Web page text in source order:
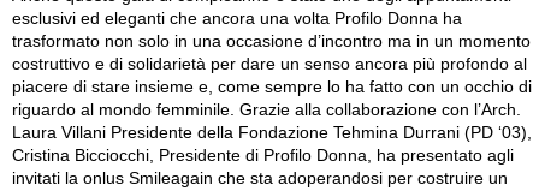
esclusivi ed eleganti che ancora una volta Profilo Donna ha
trasformato non solo in una occasione d’incontro ma in un momento
costruttivo e di solidarietà per dare un senso ancora più profondo al
piacere di stare insieme e, come sempre lo ha fatto con un occhio di
riguardo al mondo femminile. Grazie alla collaborazione con l’Arch.
Laura Villani Presidente della Fondazione Tehmina Durrani (PD ‘03),
Cristina Bicciocchi, Presidente di Profilo Donna, ha presentato agli
invitati la onlus Smileagain che sta adoperandosi per costruire un